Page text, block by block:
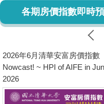
各期房價指數即時
2026年6月清華安富房價指數
Nowcast! ~ HPI of AIFE in
2026